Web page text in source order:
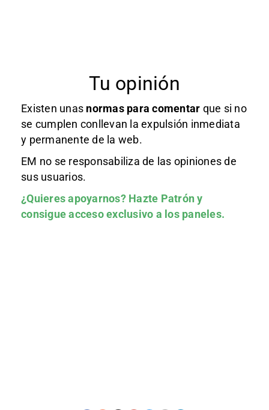
Tu opinión
Existen unas normas para comentar que si no
se cumplen conllevan la expulsión inmediata
y permanente de la web.
EM no se responsabiliza de las opiniones de
sus usuarios.
¿Quieres apoyarnos? Hazte Patróny
consigue acceso exclusivo a los paneles.